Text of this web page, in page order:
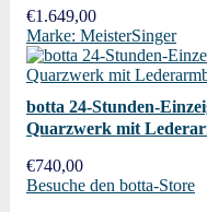
€1.649,00
Marke: MeisterSinger
botta 24-Stunden-
Quarzwerk mit
€740,00
Besuche den botta-Store